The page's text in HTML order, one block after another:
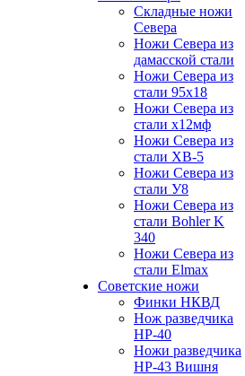
Складные ножи
Севера
Ножи Севера из
дамасской стали
Ножи Севера из
стали 95х18
Ножи Севера из
стали х12мф
Ножи Севера из
стали ХВ-5
Ножи Севера из
стали У8
Ножи Севера из
стали Bohler K
340
Ножи Севера из
стали Elmax
Советские ножи
Финки НКВД
Нож разведчика
НР-40
Ножи разведчика
НР-43 Вишня